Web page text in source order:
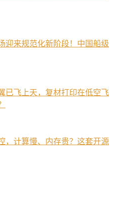
迎来规范化新阶段！中国船级
已飞上天，复材打印在低空飞
，计算慢、内存贵？这套开源